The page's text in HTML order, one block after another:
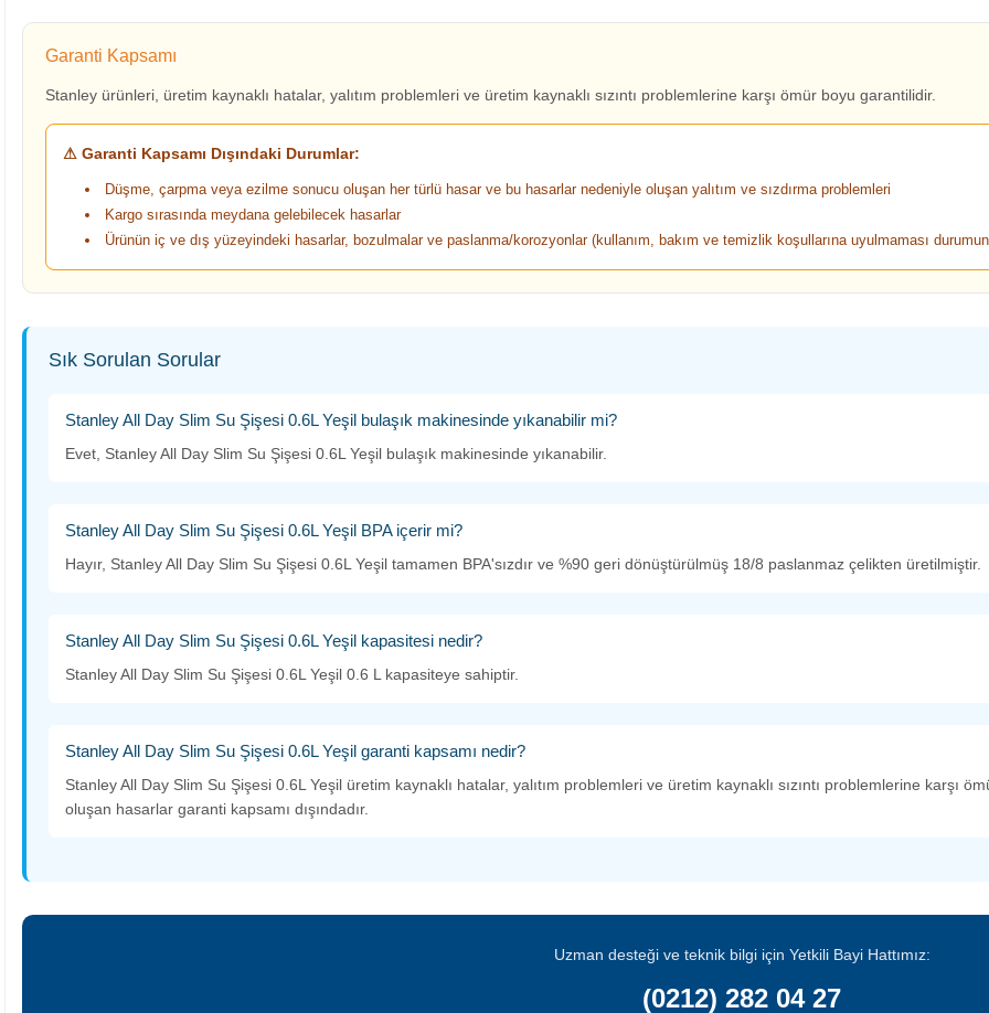
Garanti Kapsamı
Stanley ürünleri, üretim kaynaklı hatalar, yalıtım problemleri ve üretim kaynaklı sızıntı problemlerine karşı ömür boyu garantilidir.
⚠ Garanti Kapsamı Dışındaki Durumlar:
Düşme, çarpma veya ezilme sonucu oluşan her türlü hasar ve bu hasarlar nedeniyle oluşan yalıtım ve sızdırma problemleri
Kargo sırasında meydana gelebilecek hasarlar
Ürünün iç ve dış yüzeyindeki hasarlar, bozulmalar ve paslanma/korozyonlar (kullanım, bakım ve temizlik koşullarına uyulmaması
Sık Sorulan Sorular
Stanley All Day Slim Su Şişesi 0.6L Yeşil bulaşık makinesinde yıkanabilir mi?
Evet, Stanley All Day Slim Su Şişesi 0.6L Yeşil bulaşık makinesinde yıkanabilir.
Stanley All Day Slim Su Şişesi 0.6L Yeşil BPA içerir mi?
Hayır, Stanley All Day Slim Su Şişesi 0.6L Yeşil tamamen BPA'sızdır ve %90 geri dönüştürülmüş 18/8 paslanmaz çelikten üretilmiştir.
Stanley All Day Slim Su Şişesi 0.6L Yeşil kapasitesi nedir?
Stanley All Day Slim Su Şişesi 0.6L Yeşil 0.6 L kapasiteye sahiptir.
Stanley All Day Slim Su Şişesi 0.6L Yeşil garanti kapsamı nedir?
Stanley All Day Slim Su Şişesi 0.6L Yeşil üretim kaynaklı hatalar, yalıtım problemleri ve üretim kaynaklı sızıntı problemlerine karşı
oluşan hasarlar garanti kapsamı dışındadır.
Uzman desteği ve teknik bilgi için Yetkili Bayi Hattımız:
(0212) 282 04 27